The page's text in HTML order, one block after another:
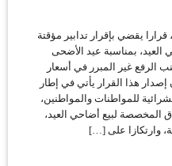
يقضي بإقرار تدابير مؤقتة
بمناسبة عيد الأضحى
هـ/ 2026، وذلك لتجنب الرفع غير المبرر في أسعار
هذا القرار يأتي في إطار
للمواطنات والمواطنين،
المخصصة لبيع أضاحي العيد،
وارتكازا على […]